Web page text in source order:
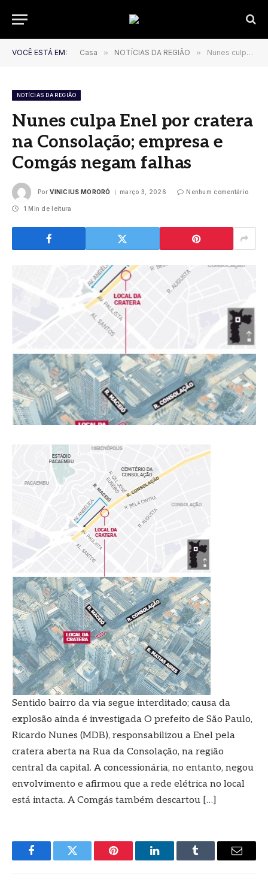
VOCÊ ESTÁ EM: Casa » NOTÍCIAS DA REGIÃO » Nunes culpa Enel por cratera na Consolação; empresa e Comgás negam falhas
NOTÍCIAS DA REGIÃO
Nunes culpa Enel por cratera
na Consolação; empresa e
Comgás negam falhas
Por VINICIUS MORORÓ março 3, 2026 Nenhum comentário
1 Min de leitura
Sentido bairro da via segue interditado; causa da
explosão ainda é investigada O prefeito de São Paulo,
Ricardo Nunes (MDB), responsabilizou a Enel pela
cratera aberta na Rua da Consolação, na região
central da capital. A concessionária, no entanto, negou
envolvimento e afirmou que a rede elétrica no local
está intacta. A Comgás também descartou […]
FacebookTwitter Pinterest LinkedInTumblr
E-